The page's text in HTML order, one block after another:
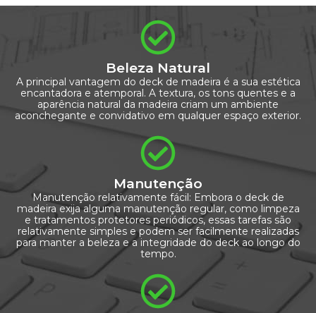
Beleza Natural
A principal vantagem do deck de madeira é a sua estética
encantadora e atemporal. A textura, os tons quentes e a
aparência natural da madeira criam um ambiente
aconchegante e convidativo em qualquer espaço exterior.
Manutenção
Manutenção relativamente fácil: Embora o deck de
madeira exija alguma manutenção regular, como limpeza
e tratamentos protetores periódicos, essas tarefas são
relativamente simples e podem ser facilmente realizadas
para manter a beleza e a integridade do deck ao longo do
tempo.